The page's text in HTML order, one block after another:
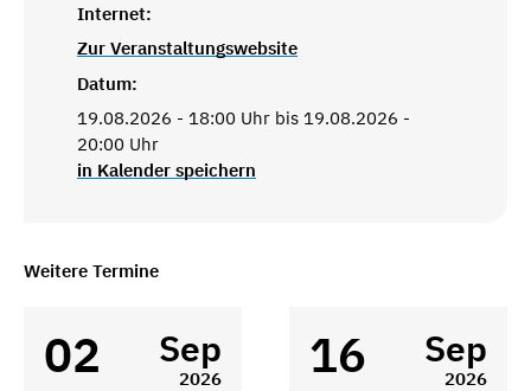
Internet:
Zur Veranstaltungswebsite
Datum:
19.08.2026 - 18:00 Uhr bis 19.08.2026 -
20:00 Uhr
in Kalender speichern
Weitere Termine
02 Sep
2026
16 Sep
2026